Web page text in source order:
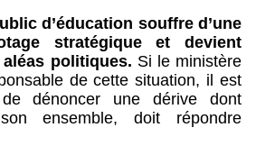
d’éducation souffre d’une
stratégique et devient
aléas politiques. Si le ministère
de cette situation, il est
dénoncer une dérive dont
ensemble, doit répondre